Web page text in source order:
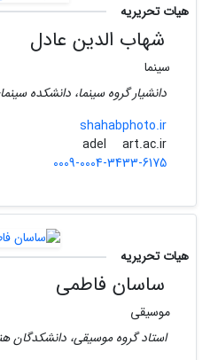
هیات تحریریه
شهاب الدین عادل
سینما
دانشیار گروه سینما، دانشکده
shahabphoto.ir
adel
art.ac.ir
0009-0004-3433-6175
هیات تحریریه
ساسان فاطمی
موسیقی
استاد گروه موسیقی، دانشکدگان